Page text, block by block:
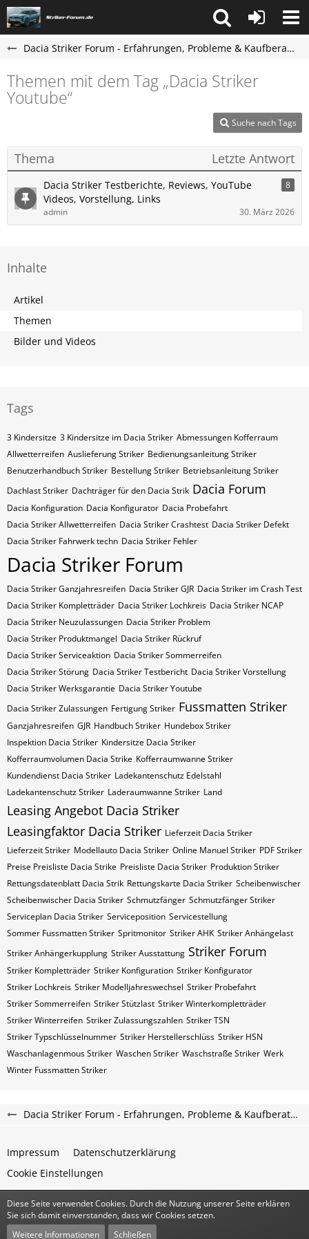
Dacia Striker Forum - Erfahrungen, Probleme & Kaufberatung
Themen mit dem Tag „Dacia Striker
Youtube“
Suche nach Tags
Thema Letzte Antwort
Dacia Striker Testberichte, Reviews, YouTube
Videos, Vorstellung, Links
8
admin 30. März 2026
Inhalte
Artikel
Themen
Bilder und Videos
Tags
3 Kindersitze 3 Kindersitze im Dacia Striker Abmessungen Kofferraum
Allwetterreifen Auslieferung Striker Bedienungsanleitung Striker
Benutzerhandbuch Striker Bestellung Striker Betriebsanleitung Striker
Dachlast Striker Dachträger für den Dacia Strik Dacia Forum
Dacia Konfiguration Dacia Konfigurator Dacia Probefahrt
Dacia Striker Allwetterreifen Dacia Striker Crashtest Dacia Striker Defekt
Dacia Striker Fahrwerk techn Dacia Striker Fehler
Dacia Striker Forum
Dacia Striker Ganzjahresreifen Dacia Striker GJR Dacia Striker im Crash Test
Dacia Striker Kompletträder Dacia Striker Lochkreis Dacia Striker NCAP
Dacia Striker Neuzulassungen Dacia Striker Problem
Dacia Striker Produktmangel Dacia Striker Rückruf
Dacia Striker Serviceaktion Dacia Striker Sommerreifen
Dacia Striker Störung Dacia Striker Testbericht Dacia Striker Vorstellung
Dacia Striker Werksgarantie Dacia Striker Youtube
Dacia Striker Zulassungen Fertigung Striker Fussmatten Striker
Ganzjahresreifen GJR Handbuch Striker Hundebox Striker
Inspektion Dacia Striker Kindersitze Dacia Striker
Kofferraumvolumen Dacia Strike Kofferraumwanne Striker
Kundendienst Dacia Striker Ladekantenschutz Edelstahl
Ladekantenschutz Striker Laderaumwanne Striker Land
Leasing Angebot Dacia Striker
Leasingfaktor Dacia Striker Lieferzeit Dacia Striker
Lieferzeit Striker Modellauto Dacia Striker Online Manuel Striker PDF Striker
Preise Preisliste Dacia Strike Preisliste Dacia Striker Produktion Striker
Rettungsdatenblatt Dacia Strik Rettungskarte Dacia Striker Scheibenwischer
Scheibenwischer Dacia​ Striker Schmutzfänger Schmutzfänger Striker
Serviceplan Dacia Striker Serviceposition Servicestellung
Sommer Fussmatten Striker Spritmonitor Striker AHK Striker Anhängelast
Striker Anhängerkupplung Striker Ausstattung Striker Forum
Striker Kompletträder Striker Konfiguration Striker Konfigurator
Striker Lochkreis Striker Modelljahreswechsel Striker Probefahrt
Striker Sommerreifen Striker Stützlast Striker Winterkompletträder
Striker Winterreifen Striker Zulassungszahlen Striker​​​​ TSN
Striker​​​​ Typschlüsselnummer Striker​​​​​ Herstellerschlüss Striker​​​​​ HSN
Waschanlagenmous Striker Waschen Striker Waschstraße Striker Werk
Winter Fussmatten Striker
Dacia Striker Forum - Erfahrungen, Probleme & Kaufberatung
Impressum
Datenschutzerklärung
Cookie Einstellungen
Community-Software:WoltLab Suite™
Stil:Classicvon
Diese Seite verwendet Cookies. Durch die Nutzung unserer Seite erklären
Sie sich damit einverstanden, dass wir Cookies setzen.
Weitere Informationen
Schließen